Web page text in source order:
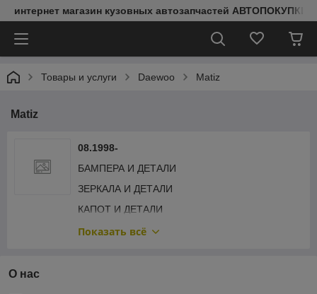
интернет магазин кузовных автозапчастей АВТОПОКУПКИ
Товары и услуги Daewoo Matiz
Matiz
08.1998-
БАМПЕРА И ДЕТАЛИ
ЗЕРКАЛА И ДЕТАЛИ
КАПОТ И ДЕТАЛИ
КРЫЛЬЯ И ДЕТАЛИ
Показать всё
О нас